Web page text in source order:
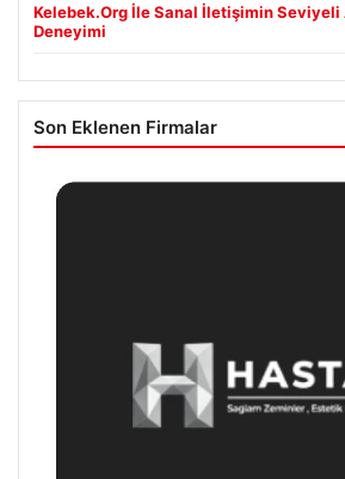
Kelebek.Org İle Sanal İletişimin Seviyeli
Deneyimi
Son Eklenen Firmalar